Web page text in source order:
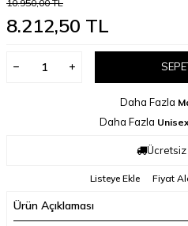
10.950,00TL
8.212,50 TL
Daha Fazla
Daha Fazla
Ücretsiz
Listeye Ekle Fiyat
Ürün Açıklaması